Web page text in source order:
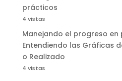
prácticos
4 vistas
Manejando el progreso
Entendiendo las Gráficas
o Realizado
4 vistas